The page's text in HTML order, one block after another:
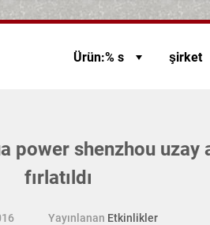
Ürün:% s şirket
power shenzhou uzay
fırlatıldı
Yayınlanan Etkinlikler